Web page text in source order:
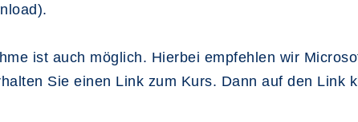
ist auch möglich. Hierbei empfehlen wir
Sie einen Link zum Kurs. Dann auf den Link